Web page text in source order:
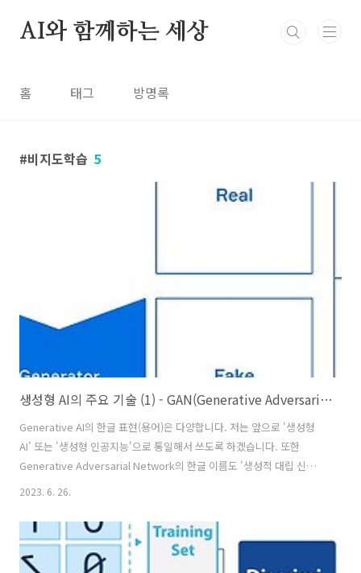
AI와 함께하는 세상
홈 태그 방명록
비지도학습 5
생성형 AI의 주요 기술 (1) - GAN(Generative Adversarial Network, 생성적 대립 신경망)
Generative AI의 한글 표현(용어)은 다양합니다. 저는 앞으로 '생성형
AI' 또는 '생성형 인공지능'으로 통일해서 쓰도록 하겠습니다. 또한
Generative Adversarial Network의 한글 이름도 '생성적 대립 신경망
(GAN)'으로 부르겠습니다. 생성형 AI에 대해서 보다 구체적으로 알아보
능하게 하는 여러 가지 모델과 핵심적 technique(기술)들에 대해 공부합
니다. 그 첫 번째로 이번 편에서는 생성적 대립 신경망(GAN,
Generative Adversarial Network)의 원리와 관련된 윤리적 문제에 대
2023. 6. 26.